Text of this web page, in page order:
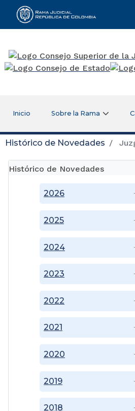
Rama Judicial
Inicio Sobre la Rama
Histórico de Novedades
Histórico de Novedades
2018
2019
2020
2021
2022
2023
2024
2025
2026